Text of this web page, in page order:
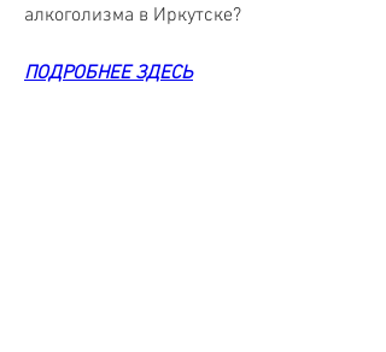
алкоголизма в Иркутске?
ПОДРОБНЕЕ ЗДЕСЬ